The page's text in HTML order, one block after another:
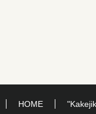
HOME